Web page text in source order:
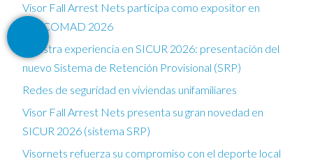
Visor Fall Arrest Nets participa como expositor en
FESCOMAD 2026
Nuestra experiencia en SICUR 2026: presentación del
nuevo Sistema de Retención Provisional (SRP)
Redes de seguridad en viviendas unifamiliares
Visor Fall Arrest Nets presenta su gran novedad en
SICUR 2026 (sistema SRP)
Visornets refuerza su compromiso con el deporte local